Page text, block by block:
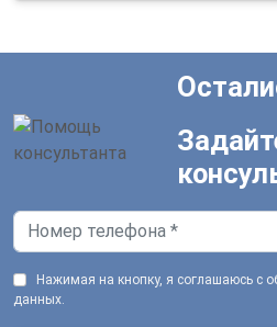
Нажимая на кнопку, я соглашаюсь с
данных.